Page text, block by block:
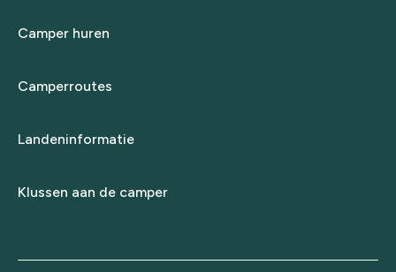
Camper huren
Camperroutes
Landeninformatie
Klussen aan de camper